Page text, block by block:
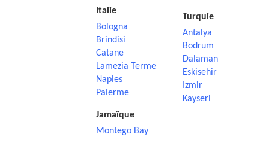
Italie
Bologna
Brindisi
Catane
Lamezia Terme
Naples
Palerme
Jamaïque
Montego Bay
Turquie
Antalya
Bodrum
Dalaman
Eskisehir
Izmir
Kayseri